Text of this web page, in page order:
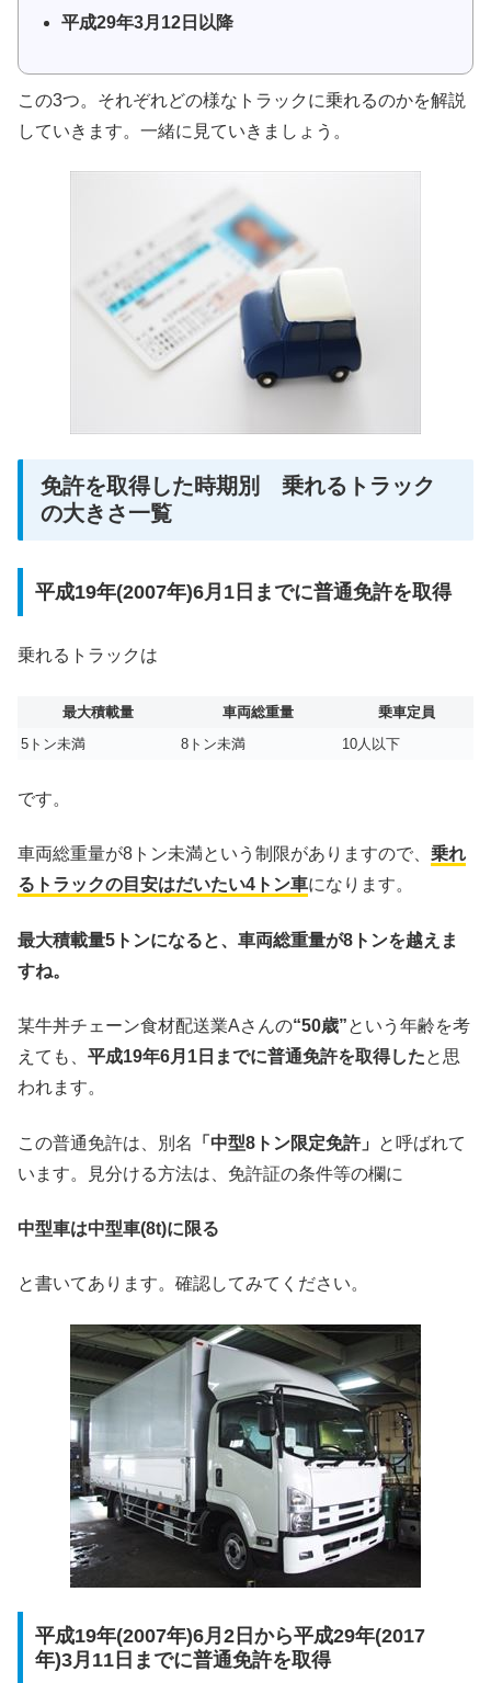
平成29年3月12日以降
この3つ。それぞれどの様なトラックに乗れるのかを解説
していきます。一緒に見ていきましょう。
免許を取得した時期別 乗れるトラック
の大きさ一覧
平成19年(2007年)6月1日までに普通免許を取得
乗れるトラックは
最大積載量 車両総重量
乗車定員
5トン未満
8トン未満 10人以下
です。
車両総重量が8トン未満という制限がありますので、 乗れ
るトラックの目安はだいたい4トン車になります。
最大積載量5トンになると、車両総重量が8トンを越えま
すね。
某牛丼チェーン食材配送業Aさんの“50歳”という年齢を考
えても、 平成19年6月1日までに普通免許を取得したと思
われます。
この普通免許は、別名 「中型8トン限定免許」
と呼ばれて
います。見分ける方法は、免許証の条件等の欄に
中型車は中型車(8t)に限る
と書いてあります。確認してみてください。
平成19年(2007年)6月2日から平成29年(2017
年)3月11日までに普通免許を取得